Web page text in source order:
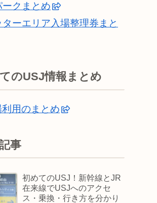
ークまとめ
ーエリア入場整理券まと
のUSJ情報まとめ
用のまとめ
事
初めてのUSJ！新幹線とJR
在来線でUSJへのアクセ
ス・乗換・行き方を分かり